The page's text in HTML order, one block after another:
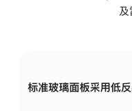
及
标准玻璃面板采用低